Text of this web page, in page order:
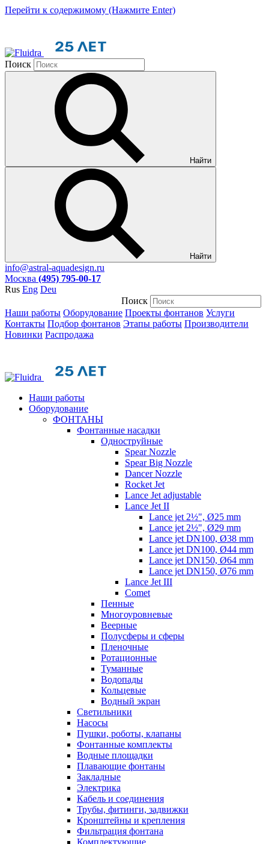
Перейти к содержимому (Нажмите Enter)
Поиск
Найти
Найти
info@astral-aquadesign.ru
Москва (495) 795-00-17
Rus Eng Deu
Поиск
Наши работы Оборудование Проекты фонтанов Услуги
Контакты Подбор фонтанов Этапы работы Производители
Новинки Распродажа
Наши работы
Оборудование
ФОНТАНЫ
Фонтанные насадки
Одноструйные
Spear Nozzle
Spear Big Nozzle
Dancer Nozzle
Rocket Jet
Lance Jet adjustable
Lance Jet II
Lance jet 2½", Ø25 mm
Lance jet 2½", Ø29 mm
Lance jet DN100, Ø38 mm
Lance jet DN100, Ø44 mm
Lance jet DN150, Ø64 mm
Lance jet DN150, Ø76 mm
Lance Jet III
Comet
Пенные
Многоуровневые
Веерные
Полусферы и сферы
Пленочные
Ротационные
Туманные
Водопады
Кольцевые
Водный экран
Cветильники
Насосы
Пушки, роботы, клапаны
Фонтанные комплекты
Водные площадки
Плавающие фонтаны
Закладные
Электрика
Кабель и соединения
Трубы, фитинги, задвижки
Кронштейны и крепления
Фильтрация фонтана
Комплектующие